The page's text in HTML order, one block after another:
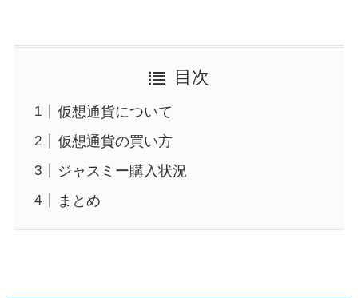
目次
仮想通貨について
仮想通貨の買い方
ジャスミー購入状況
まとめ